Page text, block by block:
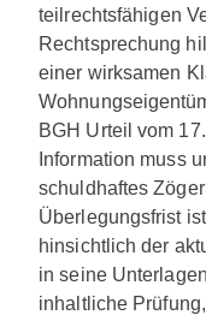
teilrechtsfähigen
Rechtsprechung
einer wirksamen
BGH Urteil vom
Information muss
schuldhaftes
Überlegungsfrist
hinsichtlich der
in seine
inhaltliche